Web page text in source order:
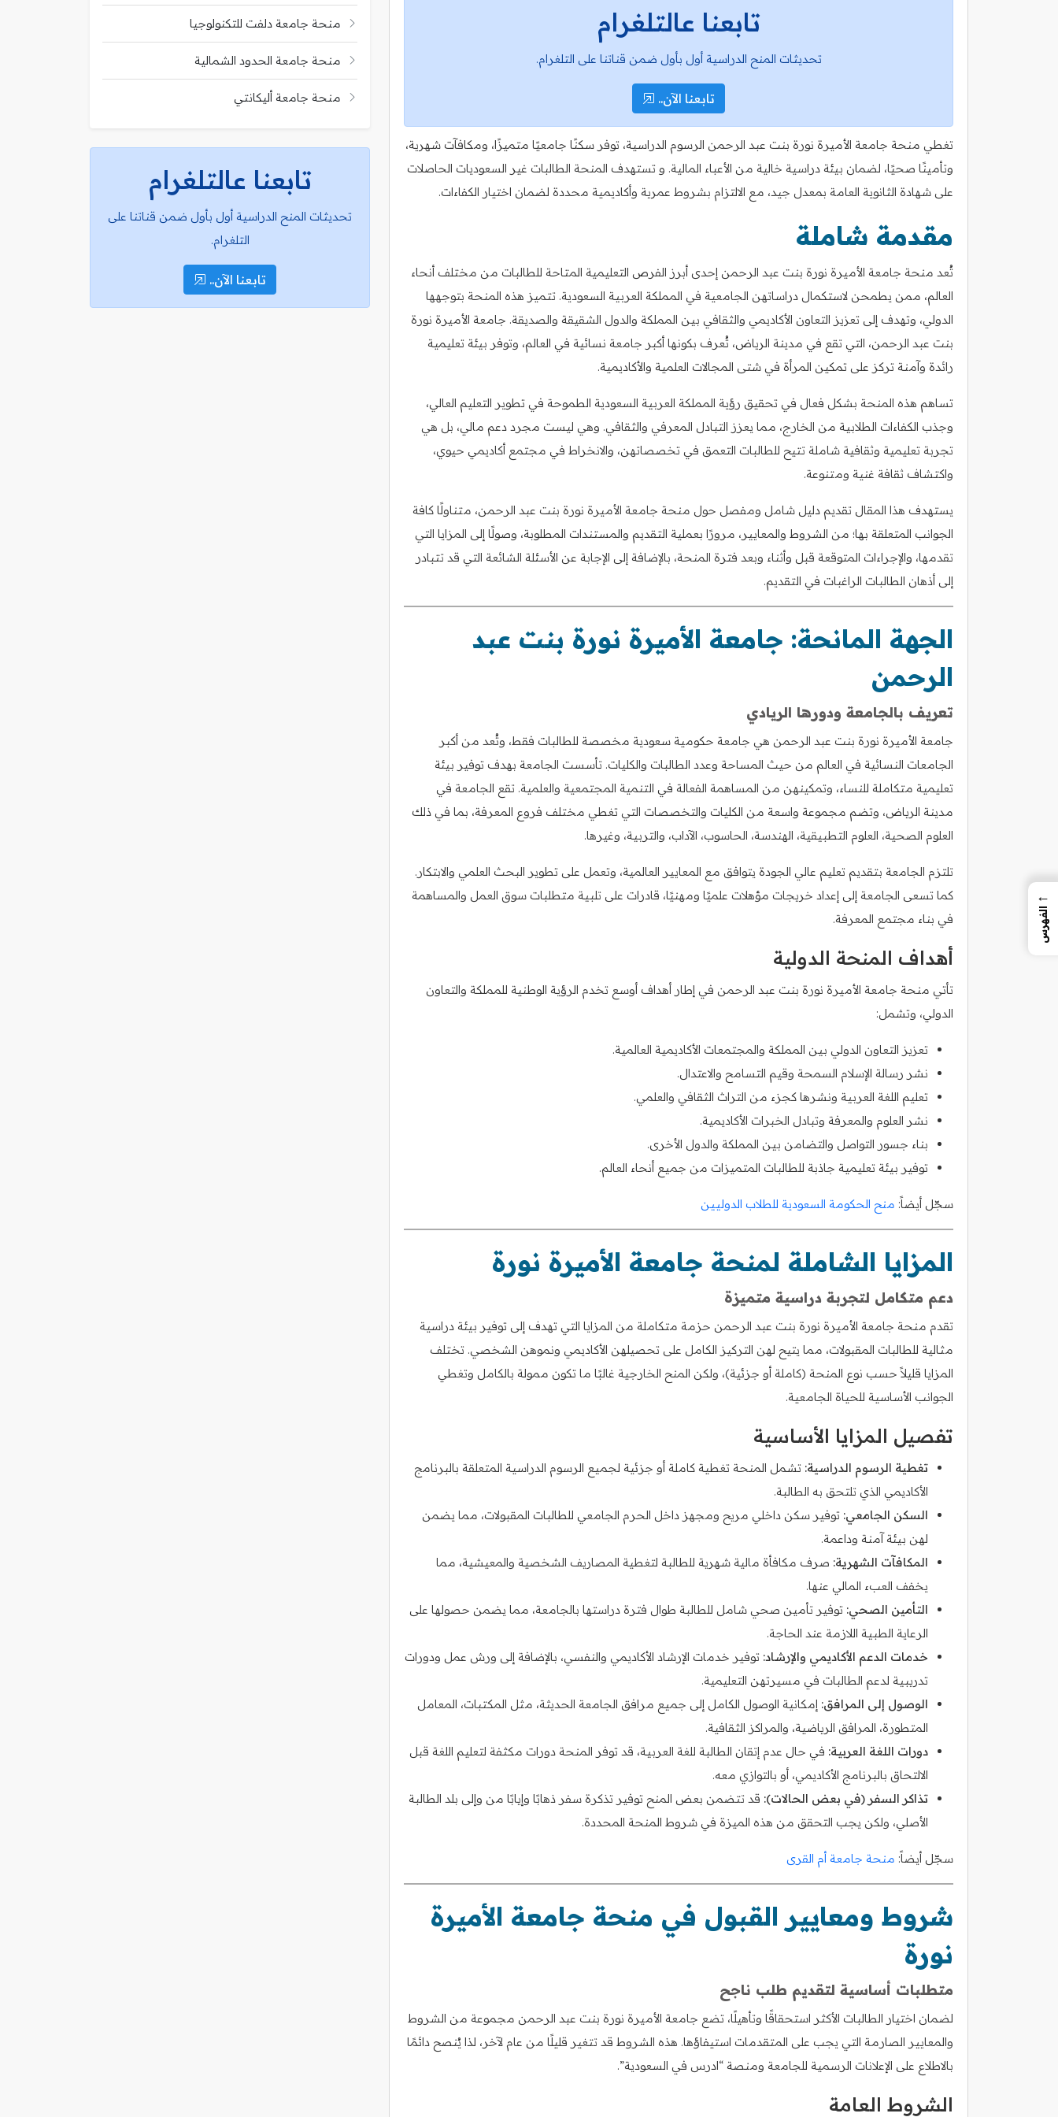
تابعنا عالتلغرام
تحديثات المنح الدراسية أول بأول ضمن قناتنا على التلغرام.
تابعنا الآن..
تغطي منحة جامعة الأميرة نورة بنت عبد الرحمن الرسوم الدراسية، توفر سكنًا جامعيًا متميزًا، ومكافآت شهرية،
وتأمينًا صحيًا، لضمان بيئة دراسية خالية من الأعباء المالية. و تستهدف المنحة الطالبات غير السعوديات الحاصلات
على شهادة الثانوية العامة بمعدل جيد، مع الالتزام بشروط عمرية وأكاديمية محددة لضمان اختيار الكفاءات.
مقدمة شاملة
تُعد منحة جامعة الأميرة نورة بنت عبد الرحمن إحدى أبرز الفرص التعليمية المتاحة للطالبات من مختلف أنحاء
العالم، ممن يطمحن لاستكمال دراساتهن الجامعية في المملكة العربية السعودية. تتميز هذه المنحة بتوجهها
الدولي، وتهدف إلى تعزيز التعاون الأكاديمي والثقافي بين المملكة والدول الشقيقة والصديقة. جامعة الأميرة نورة
بنت عبد الرحمن، التي تقع في مدينة الرياض، تُعرف بكونها أكبر جامعة نسائية في العالم، وتوفر بيئة تعليمية
رائدة وآمنة تركز على تمكين المرأة في شتى المجالات العلمية والأكاديمية.
تساهم هذه المنحة بشكل فعال في تحقيق رؤية المملكة العربية السعودية الطموحة في تطوير التعليم العالي،
وجذب الكفاءات الطلابية من الخارج، مما يعزز التبادل المعرفي والثقافي. وهي ليست مجرد دعم مالي، بل هي
تجربة تعليمية وثقافية شاملة تتيح للطالبات التعمق في تخصصاتهن، والانخراط في مجتمع أكاديمي حيوي،
واكتشاف ثقافة غنية ومتنوعة.
يستهدف هذا المقال تقديم دليل شامل ومفصل حول منحة جامعة الأميرة نورة بنت عبد الرحمن، متناولًا كافة
الجوانب المتعلقة بها؛ من الشروط والمعايير، مرورًا بعملية التقديم والمستندات المطلوبة، وصولًا إلى المزايا التي
تقدمها، والإجراءات المتوقعة قبل وأثناء وبعد فترة المنحة، بالإضافة إلى الإجابة عن الأسئلة الشائعة التي قد تتبادر
إلى أذهان الطالبات الراغبات في التقديم.
الجهة المانحة: جامعة الأميرة نورة بنت عبد
الرحمن
تعريف بالجامعة ودورها الريادي
جامعة الأميرة نورة بنت عبد الرحمن هي جامعة حكومية سعودية مخصصة للطالبات فقط، وتُعد من أكبر
الجامعات النسائية في العالم من حيث المساحة وعدد الطالبات والكليات. تأسست الجامعة بهدف توفير بيئة
تعليمية متكاملة للنساء، وتمكينهن من المساهمة الفعالة في التنمية المجتمعية والعلمية. تقع الجامعة في
مدينة الرياض، وتضم مجموعة واسعة من الكليات والتخصصات التي تغطي مختلف فروع المعرفة، بما في ذلك
العلوم الصحية، العلوم التطبيقية، الهندسة، الحاسوب، الآداب، والتربية، وغيرها.
تلتزم الجامعة بتقديم تعليم عالي الجودة يتوافق مع المعايير العالمية، وتعمل على تطوير البحث العلمي والابتكار.
كما تسعى الجامعة إلى إعداد خريجات مؤهلات علميًا ومهنيًا، قادرات على تلبية متطلبات سوق العمل والمساهمة
في بناء مجتمع المعرفة.
أهداف المنحة الدولية
تأتي منحة جامعة الأميرة نورة بنت عبد الرحمن في إطار أهداف أوسع تخدم الرؤية الوطنية للمملكة والتعاون
الدولي، وتشمل:
تعزيز التعاون الدولي بين المملكة والمجتمعات الأكاديمية العالمية.
نشر رسالة الإسلام السمحة وقيم التسامح والاعتدال.
تعليم اللغة العربية ونشرها كجزء من التراث الثقافي والعلمي.
نشر العلوم والمعرفة وتبادل الخبرات الأكاديمية.
بناء جسور التواصل والتضامن بين المملكة والدول الأخرى.
توفير بيئة تعليمية جاذبة للطالبات المتميزات من جميع أنحاء العالم.
سجّل أيضاً: منح الحكومة السعودية للطلاب الدوليين
المزايا الشاملة لمنحة جامعة الأميرة نورة
دعم متكامل لتجربة دراسية متميزة
تقدم منحة جامعة الأميرة نورة بنت عبد الرحمن حزمة متكاملة من المزايا التي تهدف إلى توفير بيئة دراسية
مثالية للطالبات المقبولات، مما يتيح لهن التركيز الكامل على تحصيلهن الأكاديمي ونموهن الشخصي. تختلف
المزايا قليلاً حسب نوع المنحة (كاملة أو جزئية)، ولكن المنح الخارجية غالبًا ما تكون ممولة بالكامل وتغطي
الجوانب الأساسية للحياة الجامعية.
تفصيل المزايا الأساسية
تغطية الرسوم الدراسية: تشمل المنحة تغطية كاملة أو جزئية لجميع الرسوم الدراسية المتعلقة بالبرنامج
الأكاديمي الذي تلتحق به الطالبة.
السكن الجامعي: توفير سكن داخلي مريح ومجهز داخل الحرم الجامعي للطالبات المقبولات، مما يضمن
لهن بيئة آمنة وداعمة.
المكافآت الشهرية: صرف مكافأة مالية شهرية للطالبة لتغطية المصاريف الشخصية والمعيشية، مما
يخفف العبء المالي عنها.
التأمين الصحي: توفير تأمين صحي شامل للطالبة طوال فترة دراستها بالجامعة، مما يضمن حصولها على
الرعاية الطبية اللازمة عند الحاجة.
خدمات الدعم الأكاديمي والإرشاد: توفير خدمات الإرشاد الأكاديمي والنفسي، بالإضافة إلى ورش عمل ودورات
تدريبية لدعم الطالبات في مسيرتهن التعليمية.
الوصول إلى المرافق: إمكانية الوصول الكامل إلى جميع مرافق الجامعة الحديثة، مثل المكتبات، المعامل
المتطورة، المرافق الرياضية، والمراكز الثقافية.
دورات اللغة العربية: في حال عدم إتقان الطالبة للغة العربية، قد توفر المنحة دورات مكثفة لتعليم اللغة قبل
الالتحاق بالبرنامج الأكاديمي، أو بالتوازي معه.
تذاكر السفر (في بعض الحالات): قد تتضمن بعض المنح توفير تذكرة سفر ذهابًا وإيابًا من وإلى بلد الطالبة
الأصلي، ولكن يجب التحقق من هذه الميزة في شروط المنحة المحددة.
سجّل أيضاً: منحة جامعة أم القرى
شروط ومعايير القبول في منحة جامعة الأميرة
نورة
متطلبات أساسية لتقديم طلب ناجح
لضمان اختيار الطالبات الأكثر استحقاقًا وتأهيلًا، تضع جامعة الأميرة نورة بنت عبد الرحمن مجموعة من الشروط
والمعايير الصارمة التي يجب على المتقدمات استيفاؤها. هذه الشروط قد تتغير قليلًا من عام لآخر، لذا يُنصح دائمًا
بالاطلاع على الإعلانات الرسمية للجامعة ومنصة “ادرس في السعودية”.
الشروط العامة
منحة جامعة دلفت للتكنولوجيا
منحة جامعة الحدود الشمالية
منحة جامعة أليكانتي
تابعنا عالتلغرام
تحديثات المنح الدراسية أول بأول ضمن قناتنا على
التلغرام.
تابعنا الآن..
←
الفهرس